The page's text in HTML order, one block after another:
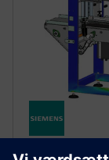
SIMCENTER